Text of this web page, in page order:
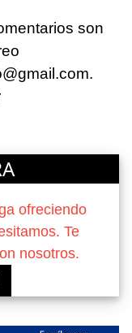
son
.
ofreciendo
Te
nosotros.